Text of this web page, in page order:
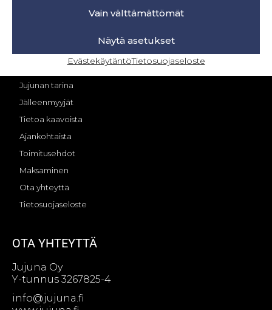
Vain välttämättömät
Näytä asetukset
EvästekäytäntöTietosuojaseloste
OMA TILI – KIRJAUTUMINEN
Jujunan tarina
Jälleenmyyjät
Tietoa kaavoista
Ajankohtaista
Toimitusehdot
Maksaminen
Ota yhteyttä
Tietosuojaseloste
OTA YHTEYTTÄ
Jujuna Oy
Y-tunnus 3267825-4
info@jujuna.fi